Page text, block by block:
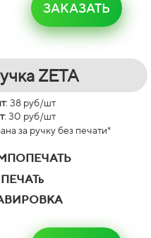
ЗАКАЗАТЬ
ZETA
: 38 руб/шт
: 30 руб/шт
за ручку без печати*